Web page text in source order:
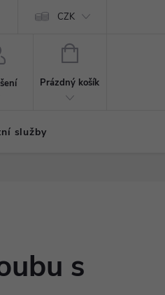
CZK
NÁKUPNÍ
Prázdný košík
služby
s